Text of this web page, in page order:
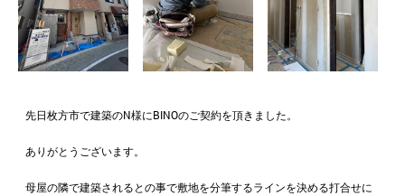
先日枚方市で建築のN様にBINOのご契約を頂きました。
ありがとうございます。
母屋の隣で建築されるとの事で敷地を分筆するラインを決める打合せに